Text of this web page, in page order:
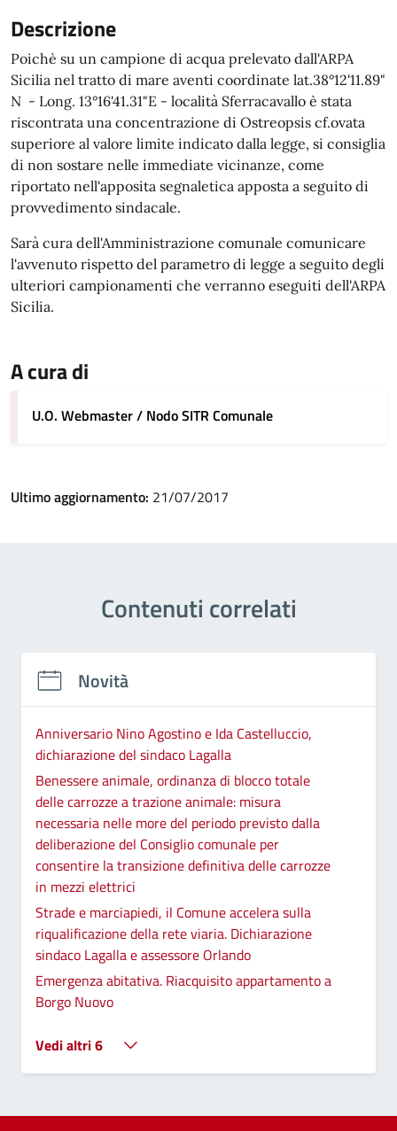
Descrizione
Poichè su un campione di acqua prelevato dall'ARPA
Sicilia nel tratto di mare aventi coordinate lat.38°12'11.89"
N - Long. 13°16'41.31"E - località Sferracavallo è stata
riscontrata una concentrazione di Ostreopsis cf.ovata
superiore al valore limite indicato dalla legge, si consiglia
di non sostare nelle immediate vicinanze, come
riportato nell'apposita segnaletica apposta a seguito di
provvedimento sindacale.
Sarà cura dell'Amministrazione comunale comunicare
l'avvenuto rispetto del parametro di legge a seguito degli
ulteriori campionamenti che verranno eseguiti dell'ARPA
Sicilia.
A cura di
U.O. Webmaster / Nodo SITR Comunale
Ultimo aggiornamento: 21/07/2017
Contenuti correlati
Novità
Anniversario Nino Agostino e Ida Castelluccio,
dichiarazione del sindaco Lagalla
Benessere animale, ordinanza di blocco totale
delle carrozze a trazione animale: misura
necessaria nelle more del periodo previsto dalla
deliberazione del Consiglio comunale per
consentire la transizione definitiva delle carrozze
in mezzi elettrici
Strade e marciapiedi, il Comune accelera sulla
riqualificazione della rete viaria. Dichiarazione
sindaco Lagalla e assessore Orlando
Emergenza abitativa. Riacquisito appartamento a
Borgo Nuovo
Vedi altri 6